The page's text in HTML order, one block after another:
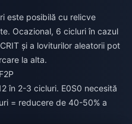
este posibilă cu relicve
Ocazional, 6 cicluri în cazul
și a loviturilor aleatorii pot
la alta.
în 2-3 cicluri. E0S0 necesită
= reducere de 40-50% a